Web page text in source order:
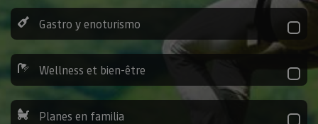
Gastro y enoturismo
Wellness et bien-être
Planes en familia